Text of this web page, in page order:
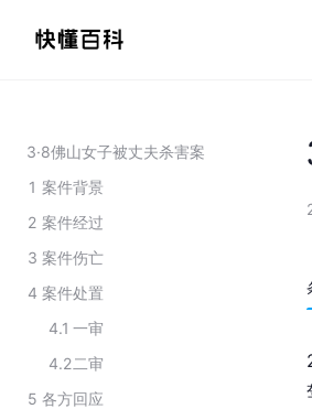
3·8佛山女子被丈夫杀害案
1 案件背景
2 案件经过
3 案件伤亡
4 案件处置
4.1 一审
4.2二审
5 各方回应